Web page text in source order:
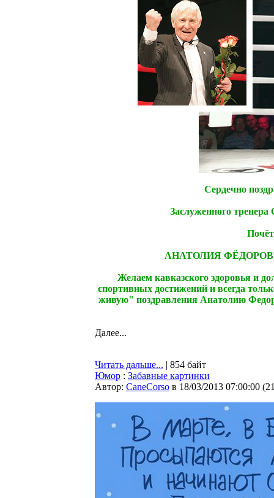
Сердечно
Заслуженного
АНАТОЛИЯ
Желаем кавказского здоровья и
спортивных достижений и всегда
живую" поздравления Анатолию
Далее...
Читать дальше... | 854 байт
Юмор : Забавные картинки
Автор: CaneCorso в 18/03/2013 07:00:00 (